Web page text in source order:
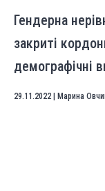
Гендерна
закриті
демографічні
29.11.2022 Марина